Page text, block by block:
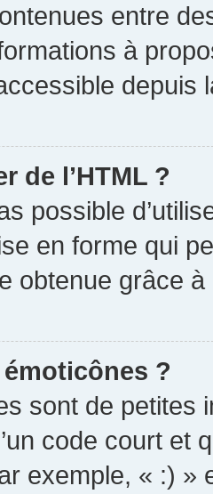
entre
à
depuis
de l’HTML ?
possible
en forme qui
obtenue grâce à
?
sont de petites
code court et
exemple, « :) »